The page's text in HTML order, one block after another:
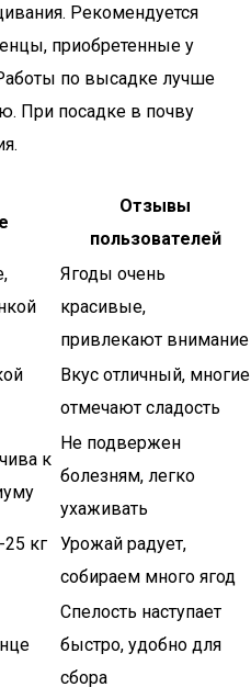
Рекомендуется
приобретенные у
по высадке лучше
При посадке в почву
Отзывы
пользователей
Ягоды очень
красивые,
привлекают внимание
Вкус отличный, многие
отмечают сладость
к
Не подвержен
болезням, легко
ухаживать
кг
Урожай радует,
собираем много ягод
Спелость наступает
быстро, удобно для
сбора